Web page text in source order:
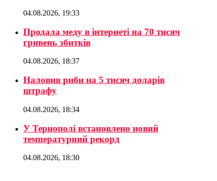
04.08.2026, 19:33
Продала меду в інтернеті на 70 тисяч
гривень збитків
04.08.2026, 18:37
Наловив риби на 5 тисяч доларів
штрафу
04.08.2026, 18:34
У Тернополі встановлено новий
температурний рекорд
04.08.2026, 18:30